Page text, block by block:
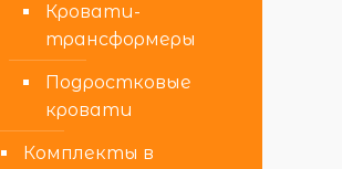
Кровати-
трансформеры
Подростковые
кровати
Комплекты в